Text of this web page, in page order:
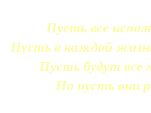
Пусть все
Пусть в каждой
Пусть будут
Но пусть они